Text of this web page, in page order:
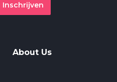
Inschrijven
About Us